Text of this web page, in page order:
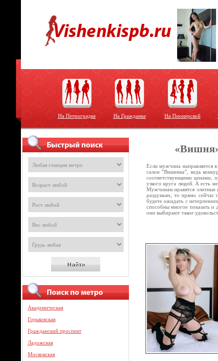
На Петроградке На Гражданке На Пионерской
Академическая
Горьковская
Гражданский проспект
Ладожская
Московская
Если мужчина направляется
салон ”Вишенка”, ведь
соответствующими ценами,
узкого круга людей. А есть
Мужчинам нравятся элитные
раздумьях, то прямо сейчас
будете ожидать с
способны многое показать и
они выбирают такое